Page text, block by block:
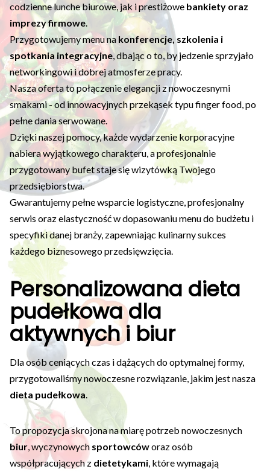
codzienne lunche biurowe, jak i prestiżowe bankiety oraz
imprezy firmowe.
Przygotowujemy menu na konferencje, szkolenia i
spotkania integracyjne, dbając o to, by jedzenie sprzyjało
networkingowi i dobrej atmosferze pracy.
Nasza oferta to połączenie elegancji z nowoczesnymi
smakami - od innowacyjnych przekąsek typu finger food, po
pełne dania serwowane.
Dzięki naszej pomocy, każde wydarzenie korporacyjne
nabiera wyjątkowego charakteru, a profesjonalnie
przygotowany bufet staje się wizytówką Twojego
przedsiębiorstwa.
Gwarantujemy pełne wsparcie logistyczne, profesjonalny
serwis oraz elastyczność w dopasowaniu menu do budżetu i
specyfiki danej branży, zapewniając kulinarny sukces
każdego biznesowego przedsięwzięcia.
Personalizowana dieta
pudełkowa dla
aktywnych i biur
Dla osób ceniących czas i dążących do optymalnej formy,
przygotowaliśmy nowoczesne rozwiązanie, jakim jest nasza
dieta pudełkowa
To propozycja skrojona na miarę potrzeb nowoczesnych
biur , wyczynowych sportowcóworaz osób
współpracujących z dietetykami , które wymagają